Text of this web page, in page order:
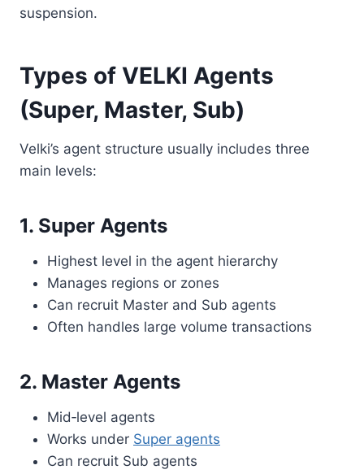
suspension.
Types of VELKI Agents
(Super, Master, Sub)
Velki’s agent structure usually includes three
main levels:
1. Super Agents
Highest level in the agent hierarchy
Manages regions or zones
Can recruit Master and Sub agents
Often handles large volume transactions
2. Master Agents
Mid‑level agents
Works under Super agents
Can recruit Sub agents